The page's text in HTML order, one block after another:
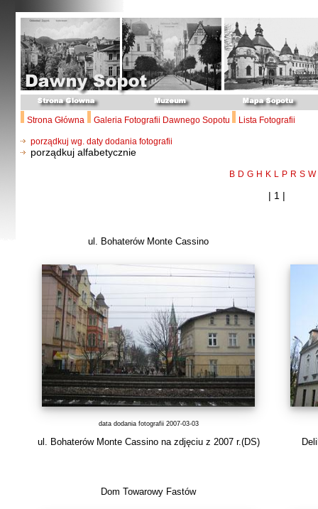
Strona Główna Galeria Fotografii Dawnego Sopotu Lista Fotografii
porządkuj wg. daty dodania fotografii
porządkuj alfabetycznie
B D G H K L P R S W
| 1 |
ul. Bohaterów Monte Cassino
data dodania fotografii 2007-03-03
ul. Bohaterów Monte Cassino na zdjęciu z 2007 r.(DS)
Dom Towarowy Fastów